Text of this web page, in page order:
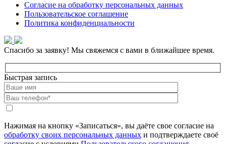
Согласие на обработку персональных данных
Пользовательское соглашение
Политика конфиденциальности
Спасибо за заявку! Мы свяжемся с вами в ближайшее время.
Быстрая запись
Нажимая на кнопку «Записаться», вы даёте свое согласие на
обработку своих персональных данных и подтверждаете своё